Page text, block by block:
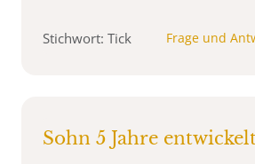
Stichwort: Tick Frage und
Sohn 5 Jahre